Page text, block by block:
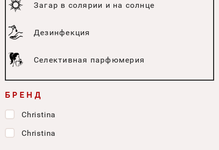
Загар в солярии и на солнце
Дезинфекция
Селективная парфюмерия
БРЕНД
Christina
Christina